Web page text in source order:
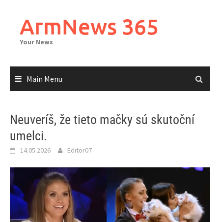
contentArmNews 365
Your News
Main Menu
Neuveríš, že tieto mačky sú skutoční
umelci.
14.05.2026 Editor07